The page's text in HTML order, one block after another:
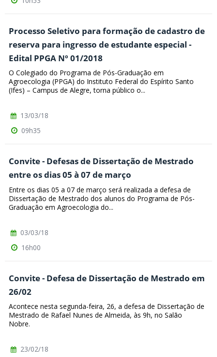
Processo Seletivo para formação de cadastro de
reserva para ingresso de estudante especial -
Edital PPGA Nº 01/2018
O Colegiado do Programa de Pós-Graduação em
Agroecologia (PPGA) do Instituto Federal do Espírito Santo
(Ifes) – Campus de Alegre, torna público o...
13/03/18
09h35
Convite - Defesas de Dissertação de Mestrado
entre os dias 05 à 07 de março
Entre os dias 05 a 07 de março será realizada a defesa de
Dissertação de Mestrado dos alunos do Programa de Pós-
Graduação em Agroecologia do...
03/03/18
16h00
Convite - Defesa de Dissertação de Mestrado em
26/02
Acontece nesta segunda-feira, 26, a defesa de Dissertação de
Mestrado de Rafael Nunes de Almeida, às 9h, no Salão
Nobre.
23/02/18